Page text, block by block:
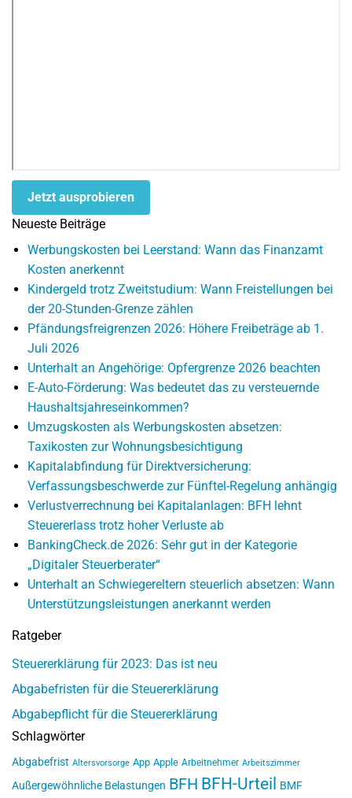
Jetzt ausprobieren
Neueste Beiträge
Werbungskosten bei Leerstand: Wann das Finanzamt
Kosten anerkennt
Kindergeld trotz Zweitstudium: Wann Freistellungen bei
der 20-Stunden-Grenze zählen
Pfändungsfreigrenzen 2026: Höhere Freibeträge ab 1.
Juli 2026
Unterhalt an Angehörige: Opfergrenze 2026 beachten
E-Auto-Förderung: Was bedeutet das zu versteuernde
Haushaltsjahreseinkommen?
Umzugskosten als Werbungskosten absetzen:
Taxikosten zur Wohnungsbesichtigung
Kapitalabfindung für Direktversicherung:
Verfassungsbeschwerde zur Fünftel-Regelung anhängig
Verlustverrechnung bei Kapitalanlagen: BFH lehnt
Steuererlass trotz hoher Verluste ab
BankingCheck.de 2026: Sehr gut in der Kategorie
„Digitaler Steuerberater“
Unterhalt an Schwiegereltern steuerlich absetzen: Wann
Unterstützungsleistungen anerkannt werden
Ratgeber
Steuererklärung für 2023: Das ist neu
Abgabefristen für die Steuererklärung
Abgabepflicht für die Steuererklärung
Schlagwörter
Abgabefrist Altersvorsorge App Apple Arbeitnehmer Arbeitszimmer
Außergewöhnliche Belastungen BFH BFH-Urteil BMF